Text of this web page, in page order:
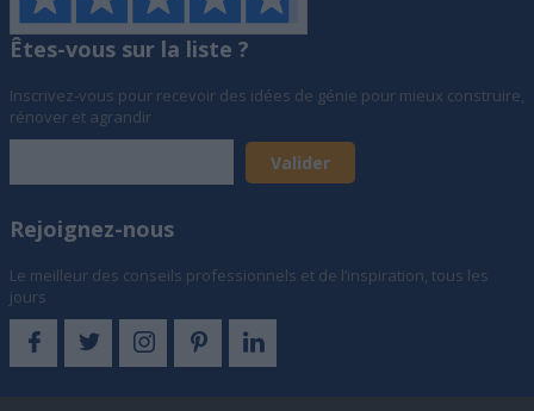
Êtes-vous sur la liste ?
Inscrivez-vous pour recevoir des idées de génie pour mieux construire,
rénover et agrandir
Rejoignez-nous
Le meilleur des conseils professionnels et de l’inspiration, tous les
jours